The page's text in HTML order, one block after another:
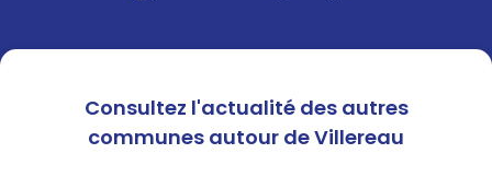
Consultez l'actualité des autres
communes autour de Villereau